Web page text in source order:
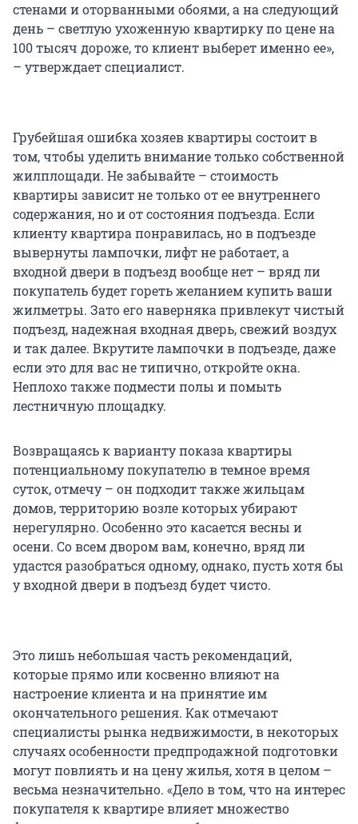
стенами и оторванными обоями, а на следующий
день – светлую ухоженную квартирку по цене на
100 тысяч дороже, то клиент выберет именно ее»,
– утверждает специалист.
Грубейшая ошибка хозяев квартиры состоит в
том, чтобы уделить внимание только собственной
жилплощади. Не забывайте – стоимость
квартиры зависит не только от ее внутреннего
содержания, но и от состояния подъезда. Если
клиенту квартира понравилась, но в подъезде
вывернуты лампочки, лифт не работает, а
входной двери в подъезд вообще нет – вряд ли
покупатель будет гореть желанием купить ваши
жилметры. Зато его наверняка привлекут чистый
подъезд, надежная входная дверь, свежий воздух
и так далее. Вкрутите лампочки в подъезде, даже
если это для вас не типично, откройте окна.
Неплохо также подмести полы и помыть
лестничную площадку.
Возвращаясь к варианту показа квартиры
потенциальному покупателю в темное время
суток, отмечу – он подходит также жильцам
домов, территорию возле которых убирают
нерегулярно. Особенно это касается весны и
осени. Со всем двором вам, конечно, вряд ли
удастся разобраться одному, однако, пусть хотя бы
у входной двери в подъезд будет чисто.
Это лишь небольшая часть рекомендаций,
которые прямо или косвенно влияют на
настроение клиента и на принятие им
окончательного решения. Как отмечают
специалисты рынка недвижимости, в некоторых
случаях особенности предпродажной подготовки
могут повлиять и на цену жилья, хотя в целом –
весьма незначительно. «Дело в том, что на интерес
покупателя к квартире влияет множество